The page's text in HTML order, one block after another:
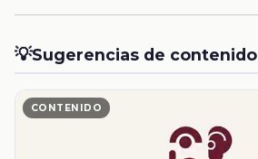
💡Sugerencias de contenido
CONTENIDO